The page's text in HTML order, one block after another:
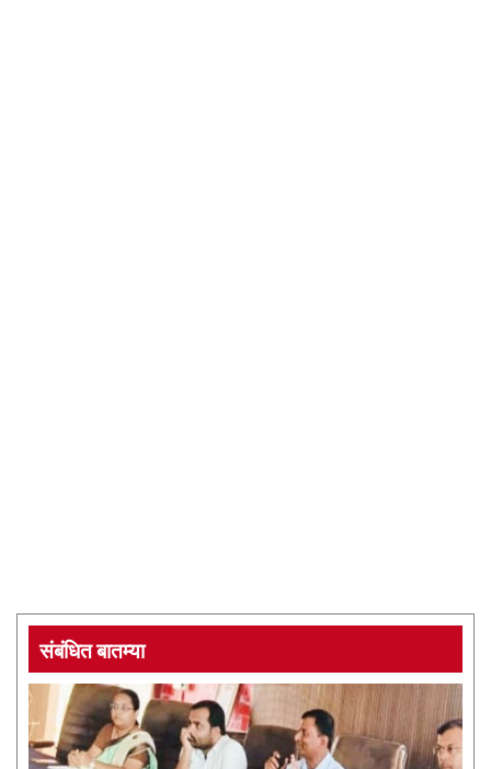
संबंधित बातम्या